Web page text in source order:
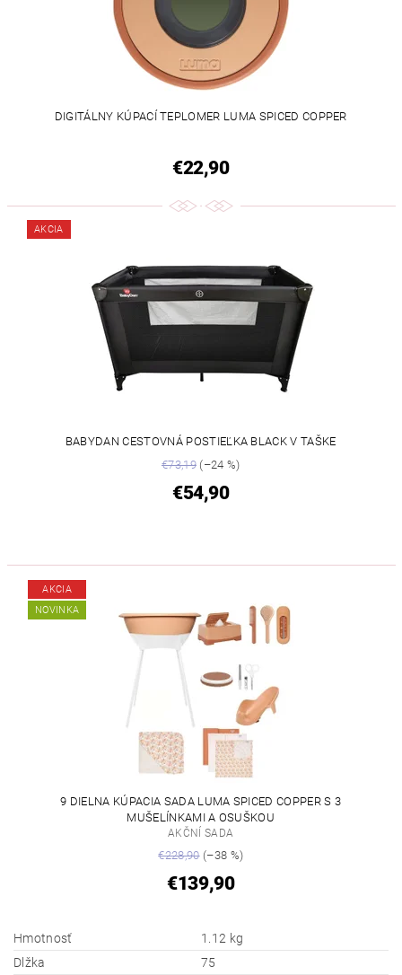
DIGITÁLNY KÚPACÍ TEPLOMER LUMA SPICED COPPER
€22,90
AKCIA
BABYDAN CESTOVNÁ POSTIEĽKA BLACK V TAŠKE
€73,19(–24 %)
€54,90
AKCIA
NOVINKA
9 DIELNA KÚPACIA SADA LUMA SPICED COPPER S 3
MUŠELÍNKAMI A OSUŠKOU
AKČNÍ SADA
€228,90(–38 %)
€139,90
Hmotnosť
1.12 kg
Dlžka
75